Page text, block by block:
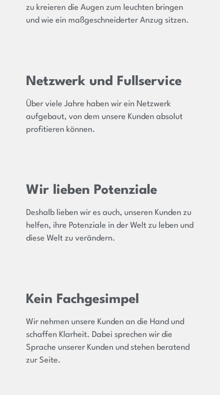
zu kreieren die Augen zum leuchten bringen
und wie ein maßgeschneiderter Anzug sitzen.
Netzwerk und Fullservice
Über viele Jahre haben wir ein Netzwerk
aufgebaut, von dem unsere Kunden absolut
profitieren können.
Wir lieben Potenziale
Deshalb lieben wir es auch, unseren Kunden zu
helfen, ihre Potenziale in der Welt zu leben und
diese Welt zu verändern.
Kein Fachgesimpel
Wir nehmen unsere Kunden an die Hand und
schaffen Klarheit. Dabei sprechen wir die
Sprache unserer Kunden und stehen beratend
zur Seite.